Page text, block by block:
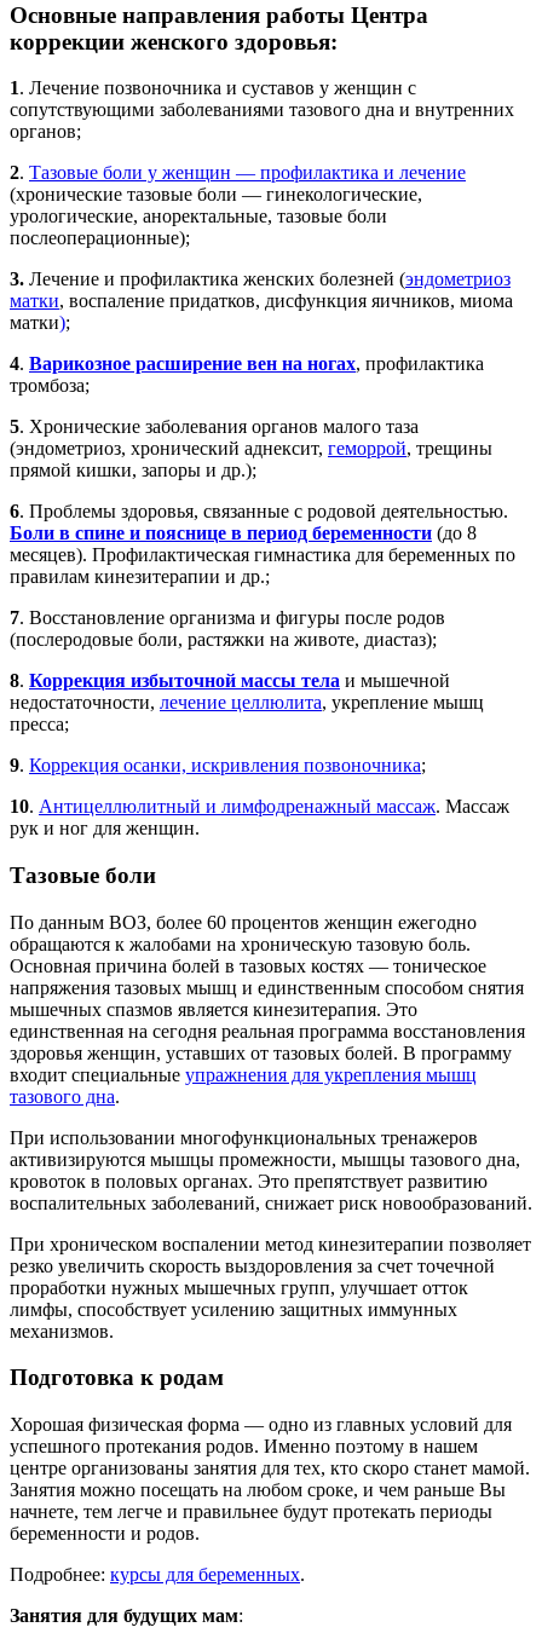
Основные направления работы Центра
коррекции женского здоровья:
1. Лечение позвоночника и суставов у женщин с
сопутствующими заболеваниями тазового дна и внутренних
органов;
2. Тазовые боли у женщин — профилактика и лечение
(хронические тазовые боли — гинекологические,
урологические, аноректальные, тазовые боли
послеоперационные);
3. Лечение и профилактика женских болезней (эндометриоз
матки, воспаление придатков, дисфункция яичников, миома
матки);
4. Варикозное расширение вен на ногах, профилактика
тромбоза;
5. Хронические заболевания органов малого таза
(эндометриоз, хронический аднексит, геморрой, трещины
прямой кишки, запоры и др.);
6. Проблемы здоровья, связанные с родовой деятельностью.
Боли в спине и пояснице в период беременности (до 8
месяцев). Профилактическая гимнастика для беременных по
правилам кинезитерапии и др.;
7. Восстановление организма и фигуры после родов
(послеродовые боли, растяжки на животе, диастаз);
8. Коррекция избыточной массы тела и мышечной
недостаточности, лечение целлюлита, укрепление мышц
пресса;
9. Коррекция осанки, искривления позвоночника;
10. Антицеллюлитный и лимфодренажный массаж. Массаж
рук и ног для женщин.
Тазовые боли
По данным ВОЗ, более 60 процентов женщин ежегодно
обращаются к жалобами на хроническую тазовую боль.
Основная причина болей в тазовых костях — тоническое
напряжения тазовых мышц и единственным способом снятия
мышечных спазмов является кинезитерапия. Это
единственная на сегодня реальная программа восстановления
здоровья женщин, уставших от тазовых болей. В программу
входит специальные упражнения для укрепления мышц
тазового дна.
При использовании многофункциональных тренажеров
активизируются мышцы промежности, мышцы тазового дна,
кровоток в половых органах. Это препятствует развитию
воспалительных заболеваний, снижает риск новообразований.
При хроническом воспалении метод кинезитерапии позволяет
резко увеличить скорость выздоровления за счет точечной
проработки нужных мышечных групп, улучшает отток
лимфы, способствует усилению защитных иммунных
механизмов.
Подготовка к родам
Хорошая физическая форма — одно из главных условий для
успешного протекания родов. Именно поэтому в нашем
центре организованы занятия для тех, кто скоро станет мамой.
Занятия можно посещать на любом сроке, и чем раньше Вы
начнете, тем легче и правильнее будут протекать периоды
беременности и родов.
Подробнее: курсы для беременных.
Занятия для будущих мам: